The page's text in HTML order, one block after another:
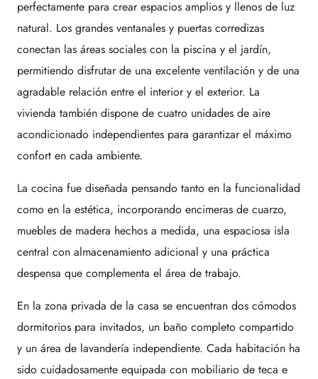
perfectamente para crear espacios amplios y llenos de luz
natural. Los grandes ventanales y puertas corredizas
conectan las áreas sociales con la piscina y el jardín,
permitiendo disfrutar de una excelente ventilación y de una
agradable relación entre el interior y el exterior. La
vivienda también dispone de cuatro unidades de aire
acondicionado independientes para garantizar el máximo
confort en cada ambiente.
La cocina fue diseñada pensando tanto en la funcionalidad
como en la estética, incorporando encimeras de cuarzo,
muebles de madera hechos a medida, una espaciosa isla
central con almacenamiento adicional y una práctica
despensa que complementa el área de trabajo.
En la zona privada de la casa se encuentran dos cómodos
dormitorios para invitados, un baño completo compartido
y un área de lavandería independiente. Cada habitación ha
sido cuidadosamente equipada con mobiliario de teca e